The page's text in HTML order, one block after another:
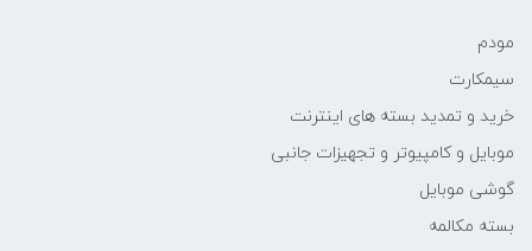
مودم
سیمکارت
خرید و تمدید بسته های اینترنت
موبایل و کامپیوتر و تجهیزات جانبی
گوشی موبایل
بسته مکالمه